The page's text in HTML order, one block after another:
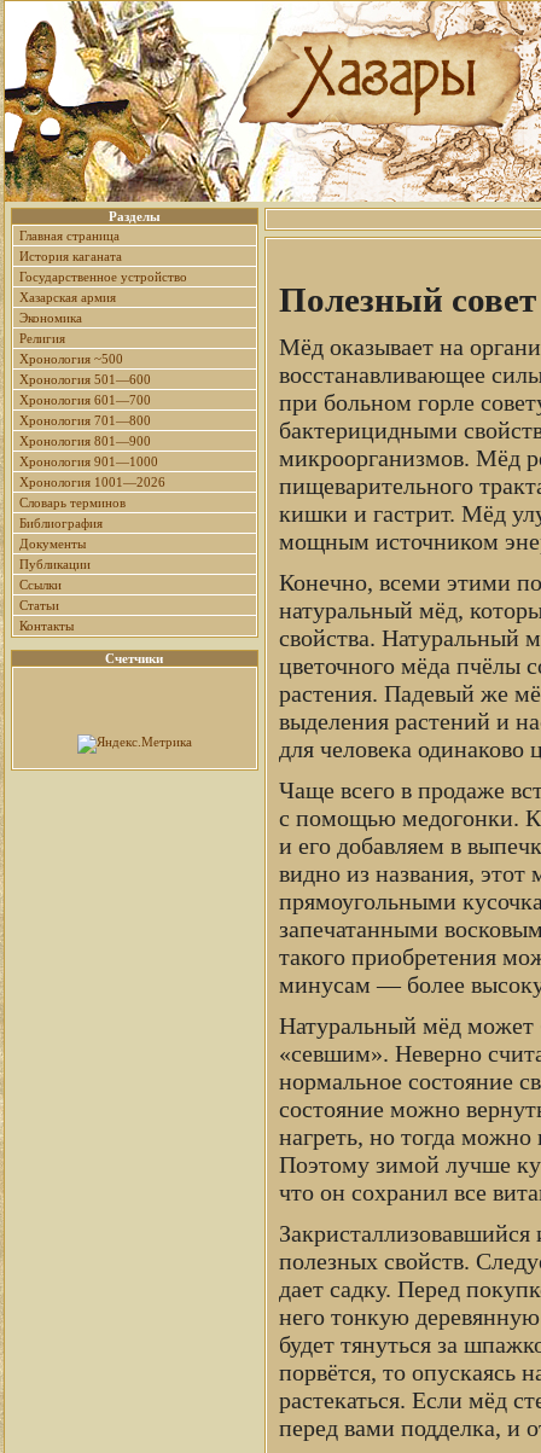
Разделы
Главная страница
История каганата
Государственное устройство
Хазарская армия
Экономика
Религия
Хронология ~500
Хронология 501—600
Хронология 601—700
Хронология 701—800
Хронология 801—900
Хронология 901—1000
Хронология 1001—2026
Словарь терминов
Библиография
Документы
Публикации
Ссылки
Статьи
Контакты
Счетчики
Полезный
Мёд оказывает на
восстанавливающее
при больном горле
бактерицидными
микроорганизмов. Мёд
пищеварительного
кишки и гастрит. Мёд
мощным источником
Конечно, всеми этими
натуральный мёд,
свойства. Натуральный
цветочного мёда пчёлы
растения. Падевый же
выделения растений и
для человека одинаково
Чаще всего в продаже
с помощью медогонки.
и его добавляем в
видно из названия,
прямоугольными
запечатанными
такого приобретения
минусам — более
Натуральный мёд может
«севшим». Неверно
нормальное состояние
состояние можно
нагреть, но тогда
Поэтому зимой лучше
что он сохранил все
полезных свойств.
дает садку. Перед
него тонкую
будет тянуться за
порвётся, то опускаясь
растекаться. Если мёд
перед вами подделка, и